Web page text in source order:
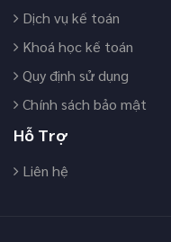
Dịch vụ kế toán
Khoá học kế toán
Quy định sử dụng
Chính sách bảo mật
Hỗ Trợ
Liên hệ